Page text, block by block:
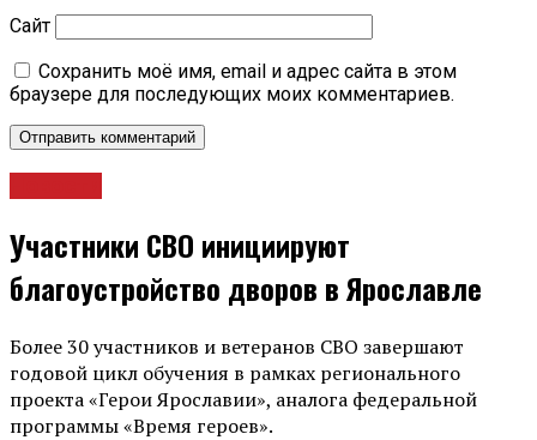
Сайт
Сохранить моё имя, email и адрес сайта в этом
браузере для последующих моих комментариев.
Участники СВО инициируют
благоустройство дворов в Ярославле
Более 30 участников и ветеранов СВО завершают
годовой цикл обучения в рамках регионального
проекта «Герои Ярославии», аналога федеральной
программы «Время героев».